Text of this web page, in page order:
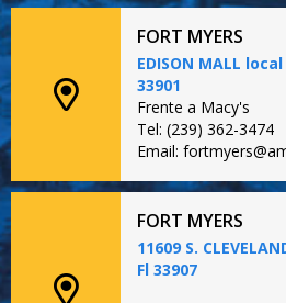
FORT MYERS
EDISON MALL
33901
Frente a Macy's
Tel: (239) 362-3474
Email:
FORT MYERS
11609 S.
Fl 33907